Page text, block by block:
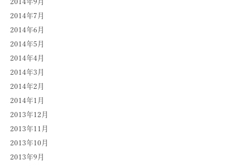
2014年9月
2014年7月
2014年6月
2014年5月
2014年4月
2014年3月
2014年2月
2014年1月
2013年12月
2013年11月
2013年10月
2013年9月